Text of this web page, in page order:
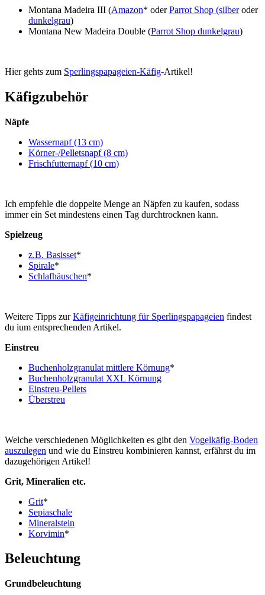
Montana Madeira III (Amazon* oderParrot Shop (silberoder
dunkelgrau)
Montana New Madeira Double (Parrot Shop dunkelgrau)
Hier gehts zum Sperlingspapageien-Käfig-Artikel!
Käfigzubehör
Näpfe
Wassernapf (13 cm)
Körner-/Pelletsnapf (8 cm)
Frischfutternapf (10 cm)
Ich empfehle die doppelte Menge an Näpfen zu kaufen, sodass
immer ein Set mindestens einen Tag durchtrocknen kann.
Spielzeug
z.B. Basisset*
Spirale*
Schlafhäuschen*
Weitere Tipps zurKäfigeinrichtung für Sperlingspapageien findest
du ium entsprechenden Artikel.
Einstreu
Buchenholzgranulat mittlere Körnung*
Buchenholzgranulat XXL Körnung
Einstreu-Pellets
Überstreu
Welche verschiedenen Möglichkeiten es gibt den Vogelkäfig-Boden
auszulegen und wie du Einstreu kombinieren kannst, erfährst du im
dazugehörigen Artikel!
Grit, Mineralien etc.
Grit*
Sepiaschale
Mineralstein
Korvimin*
Beleuchtung
Grundbeleuchtung